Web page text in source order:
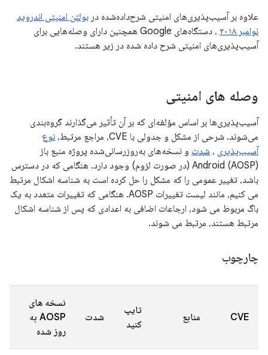
علاوه بر آسیب‌پذیری‌های امنیتی شرح‌داده‌شده در بولتن امنیتی اندروید
نوامبر ۲۰۱۸
، دستگاه‌های Google همچنین دارای وصله‌هایی برای
آسیب‌پذیری‌های امنیتی شرح داده شده در زیر هستند.
وصله های امنیتی
آسیب‌پذیری‌ها بر اساس مؤلفه‌ای که بر آن تأثیر می‌گذارند گروه‌بندی
می‌شوند. شرحی از مشکل و جدولی با CVE، مراجع مرتبط،
نوع
آسیب‌پذیری ، شدت و نسخه‌های به‌روزرسانی‌شده پروژه منبع باز
Android (AOSP) (در صورت لزوم) وجود دارد. هنگامی که در دسترس
باشد، تغییر عمومی را که مشکل را حل کرده است به شناسه اشکال مرتبط
می کنیم، مانند لیست تغییرات AOSP. هنگامی که تغییرات متعدد به یک
باگ مربوط می شود، ارجاعات اضافی به اعدادی که پس از شناسه اشکال
مرتبط هستند، مرتبط می شوند.
چارچوب
CVE منابع
تایپ
کنید
شدت
نسخه های
AOSP به
روز شده